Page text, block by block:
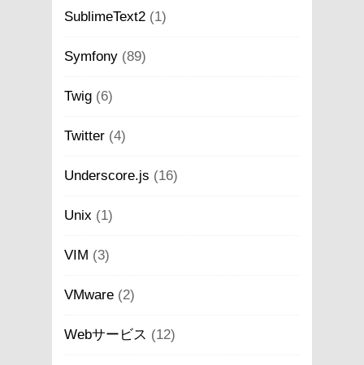
SublimeText2 (1)
Symfony (89)
Twig (6)
Twitter (4)
Underscore.js (16)
Unix (1)
VIM (3)
VMware (2)
Webサービス (12)